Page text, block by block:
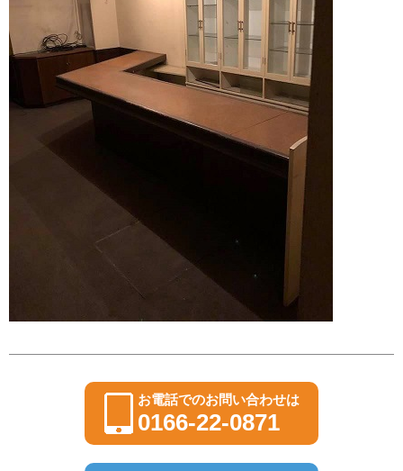
お電話でのお問い合わせは
0166-22-0871